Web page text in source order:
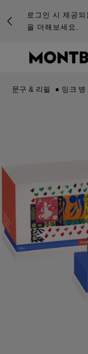
로그인 시 제공
을 더해보세요.
문구 & 리필 잉크